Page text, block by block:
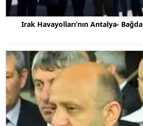
Irak Havayolları’nın Antalya-